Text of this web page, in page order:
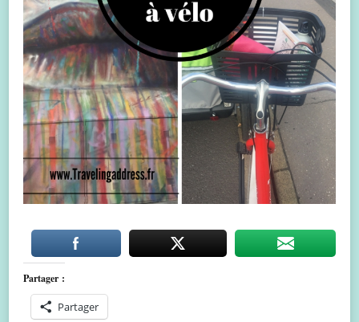
Partager :
Partager